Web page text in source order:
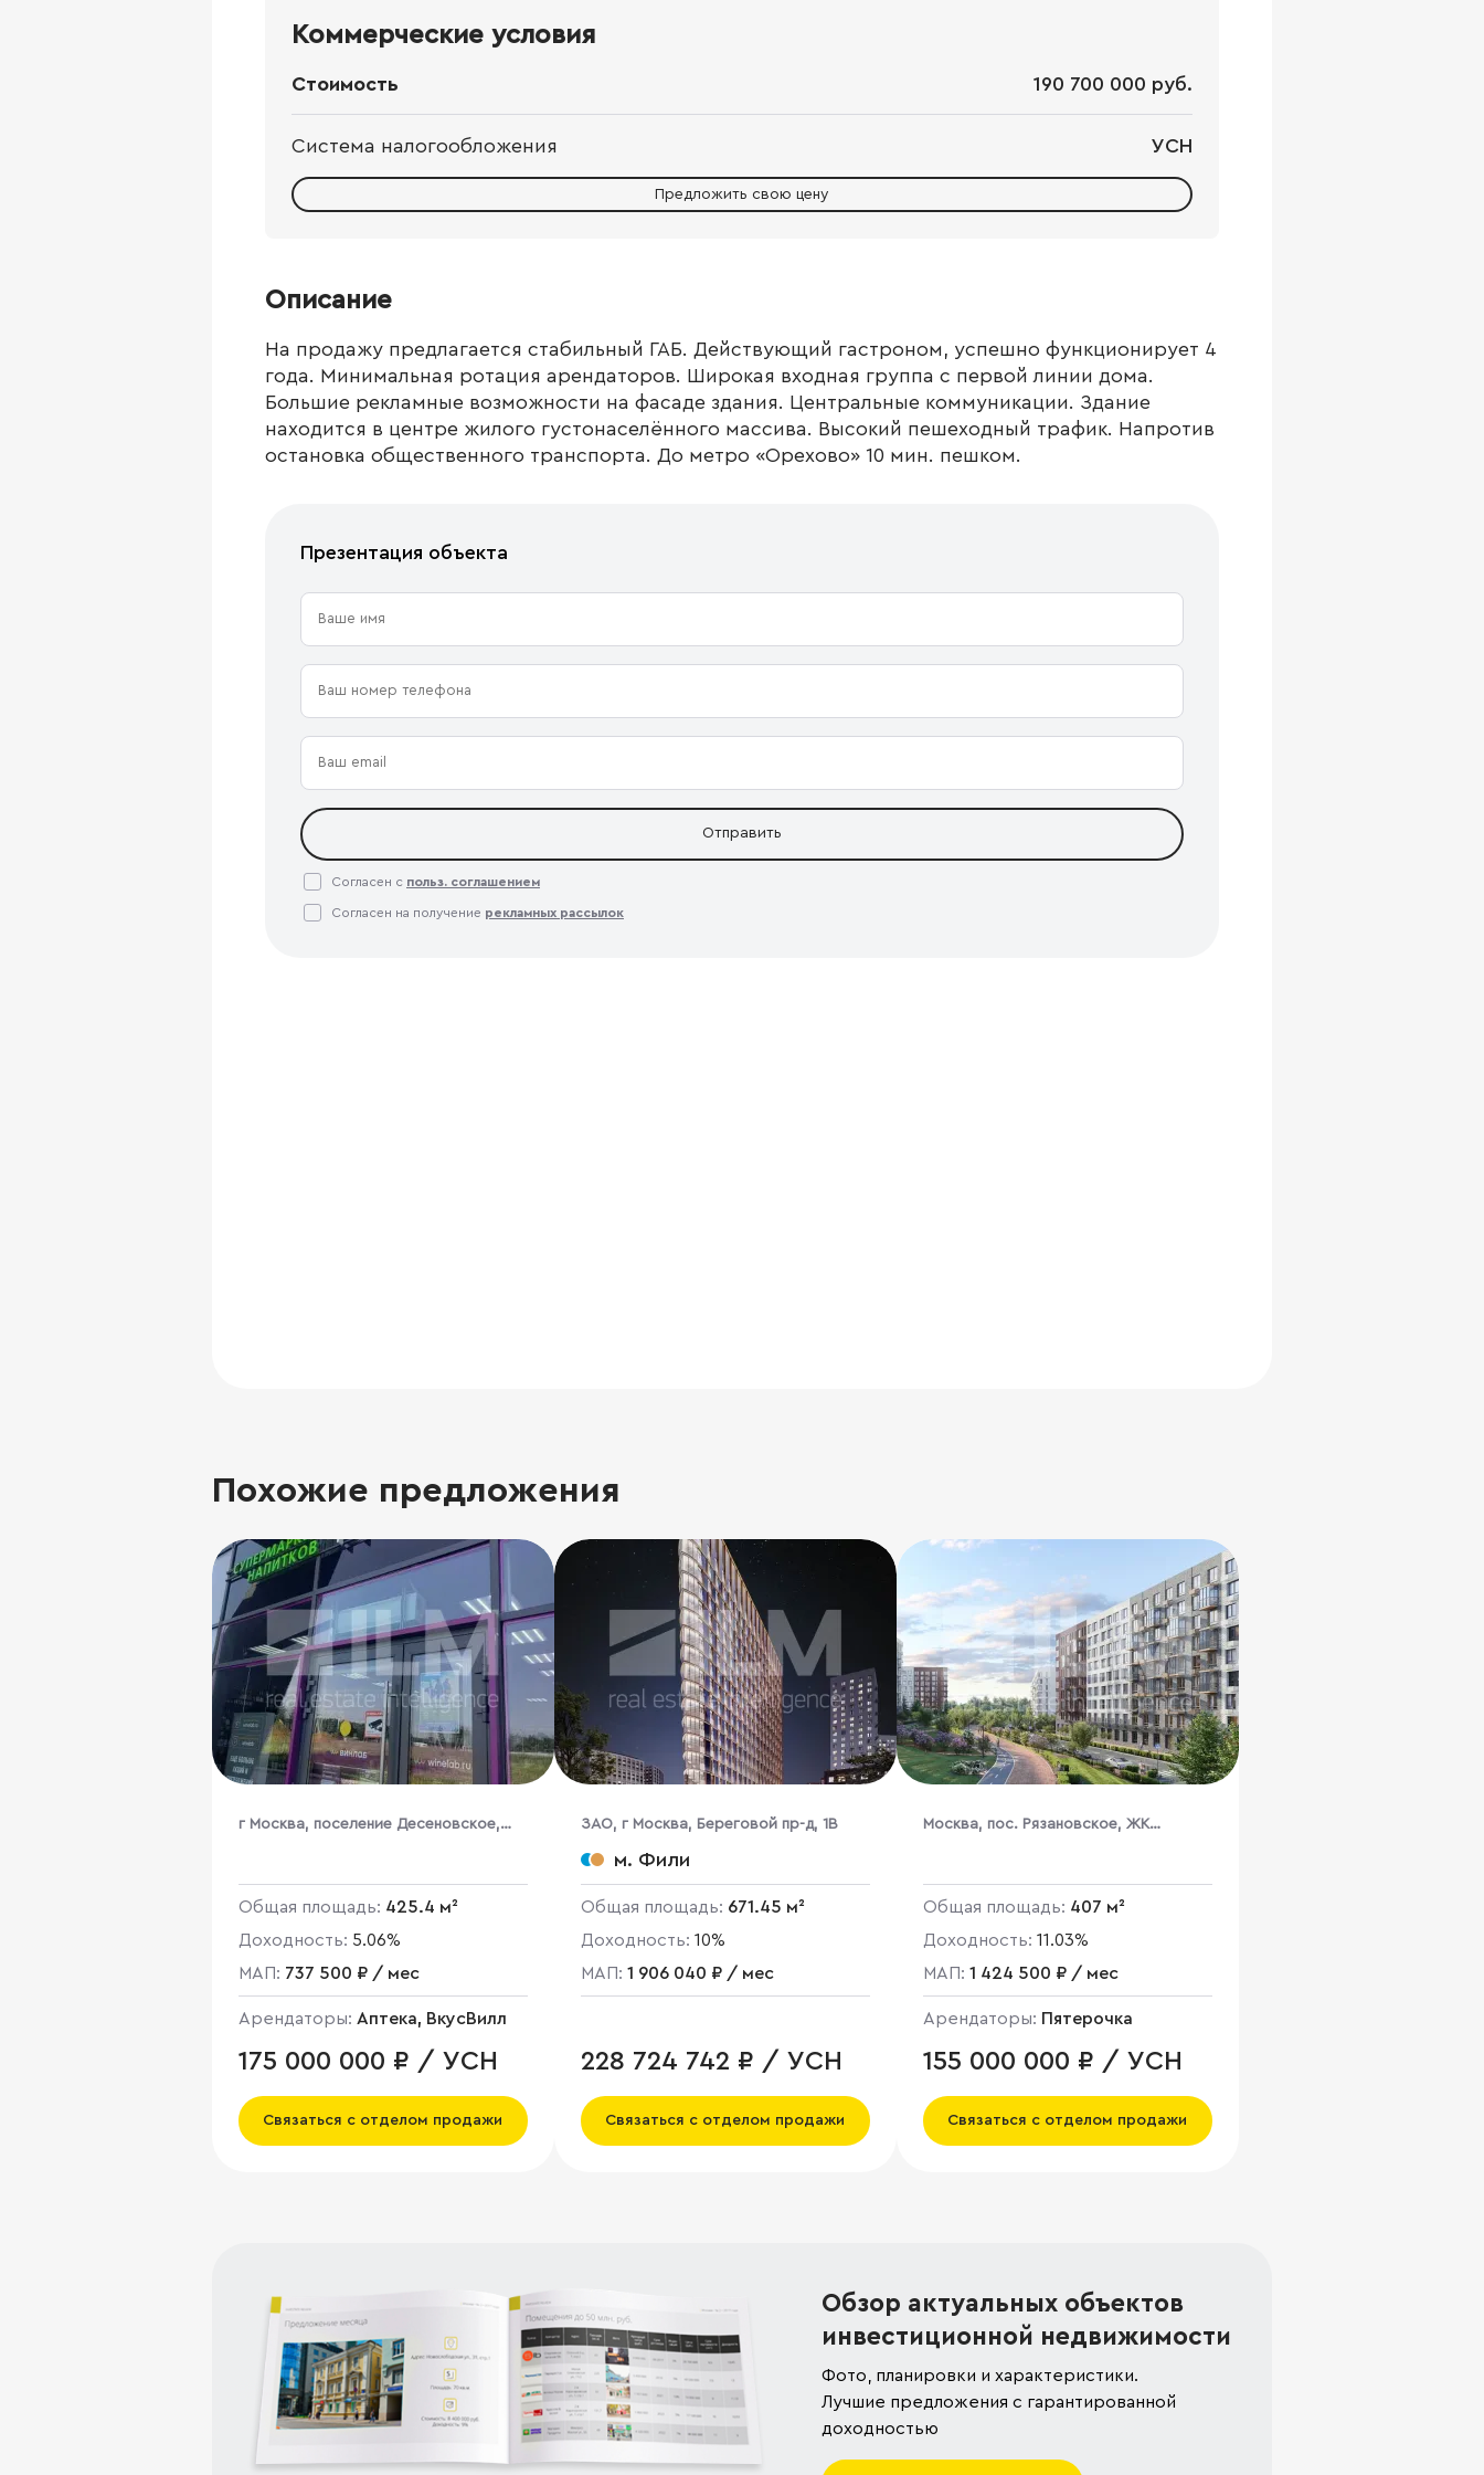
Коммерческие условия
Стоимость 190 700 000 руб.
Система налогообложения УСН
Предложить свою цену
Описание
На продажу предлагается стабильный ГАБ. Действующий гастроном, успешно функционирует 4
года. Минимальная ротация арендаторов. Широкая входная группа с первой линии дома.
Большие рекламные возможности на фасаде здания. Центральные коммуникации. Здание
находится в центре жилого густонаселённого массива. Высокий пешеходный трафик. Напротив
остановка общественного транспорта. До метро «Орехово» 10 мин. пешком.
Презентация объекта
Отправить
Согласен с польз. соглашением
Согласен на получение рекламных рассылок
Похожие предложения
г Москва, поселение Десеновское,
Общая площадь: 425.4 м²
Доходность: 5.06%
МАП: 737 500 ₽ / мес
Арендаторы: Аптека, ВкусВилл
175 000 000 ₽ / УСН
Связаться с отделом продажи
ЗАО, г Москва, Береговой пр-д, 1В
м. Фили
Общая площадь: 671.45 м²
Доходность: 10%
МАП: 1 906 040 ₽ / мес
228 724 742 ₽ / УСН
Связаться с отделом продажи
Москва, пос. Рязановское, ЖК
Общая площадь: 407 м²
Доходность: 11.03%
МАП: 1 424 500 ₽ / мес
Арендаторы: Пятерочка
155 000 000 ₽ / УСН
Связаться с отделом продажи
Обзор актуальных объектов
инвестиционной недвижимости
Фото, планировки и характеристики.
Лучшие предложения с гарантированной
доходностью